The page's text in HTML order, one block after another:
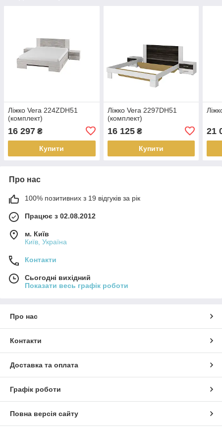
Ліжко Vera 224ZDH51
(комплект)
16 297 ₴
Купити
Ліжко Vera 2297DH51
(комплект)
16 125₴
Купити
21
Про нас
100% позитивних з 19 відгуків за рік
Працює з 02.08.2012
м. Київ
Київ, Україна
Контакти
Сьогодні вихідний
Показати весь графік роботи
Про нас
Контакти
Доставка та оплата
Графік роботи
Повна версія сайту